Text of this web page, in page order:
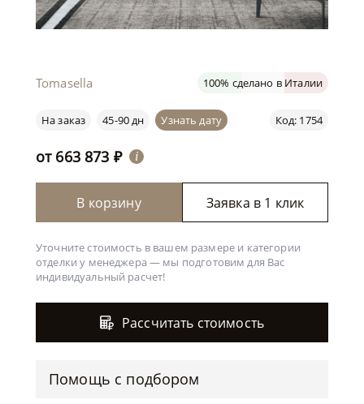
Tomasella 100% сделано в Италии
Код: 1754
На заказ 45-90 дн Узнать дату
от 663 873 ₽ i
В корзину Заявка в 1 клик
Уточните стоимость в вашем размере и категории
отделки у менеджера — мы подготовим для Вас
индивидуальный расчет!
Рассчитать стоимость
Помощь с подбором